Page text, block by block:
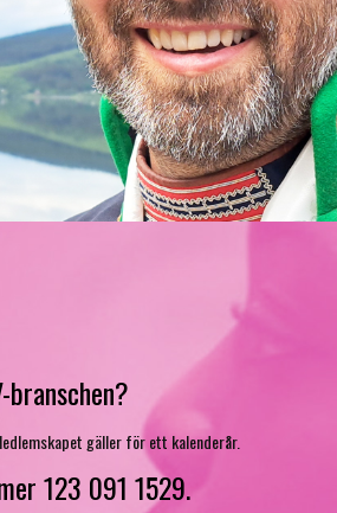
gäller för ett kalenderår.
123 091 1529.